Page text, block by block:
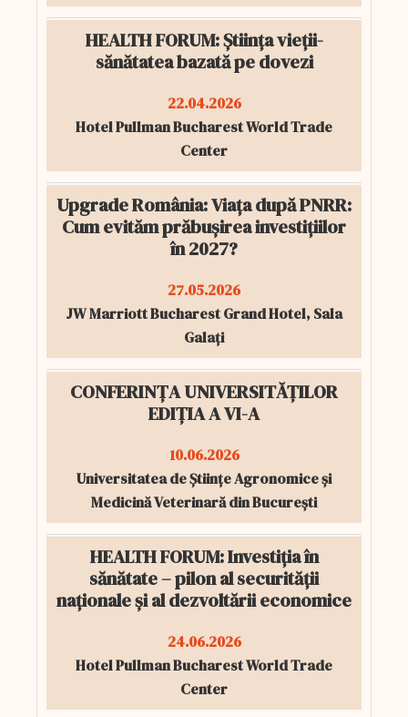
HEALTH FORUM: Știința vieții-
sănătatea bazată pe dovezi
22.04.2026
Hotel Pullman Bucharest World Trade
Center
Upgrade România: Viața după PNRR:
Cum evităm prăbușirea investițiilor
în 2027?
27.05.2026
JW Marriott Bucharest Grand Hotel, Sala
Galați
CONFERINȚA UNIVERSITĂȚILOR
EDIȚIA A VI-A
10.06.2026
Universitatea de Științe Agronomice și
Medicină Veterinară din București
HEALTH FORUM: Investiția în
sănătate – pilon al securității
naționale și al dezvoltării economice
24.06.2026
Hotel Pullman Bucharest World Trade
Center